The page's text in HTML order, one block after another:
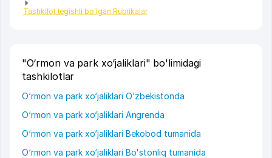
Tashkilot tegishli bo'lgan Rubrikalar
"O‘rmon va park xo‘jaliklari" bo'limidagi
tashkilotlar
O‘rmon va park xo‘jaliklari O'zbekistonda
O‘rmon va park xo‘jaliklari Angrenda
O‘rmon va park xo‘jaliklari Bekobod tumanida
O‘rmon va park xo‘jaliklari Bo'stonliq tumanida